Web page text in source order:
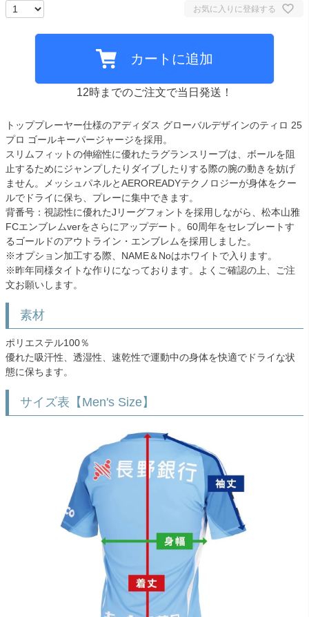
お気に入りに登録する
カートに追加
12時までのご注文で当日発送！
トッププレーヤー仕様のアディダス グローバルデザインのティロ 25
プロ ゴールキーパージャージを採用。
スリムフィットの伸縮性に優れたラグランスリーブは、ボールを阻
止するためにジャンプしたりダイブしたりする際の腕の動きを妨げ
ません。メッシュパネルとAEROREADYテクノロジーが身体をクー
ルでドライに保ち、プレーに集中できます。
背番号：視認性に優れたJリーグフォントを採用しながら、松本山雅
FCエンブレムverをさらにアップデート。60周年をセレブレートす
るゴールドのアウトライン・エンブレムを採用しました。
※オプション加工する際、NAME＆Noはホワイトで入ります。
※昨年同様タイトな作りになっております。よくご確認の上、ご注
文お願いします。
素材
ポリエステル100％
優れた吸汗性、透湿性、速乾性で運動中の身体を快適でドライな状
態に保ちます。
サイズ表【Men's Size】